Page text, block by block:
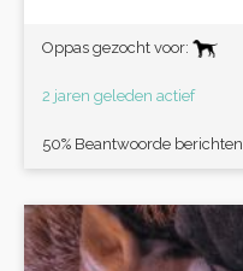
Oppas gezocht voor:
2 jaren geleden actief
50% Beantwoorde berichten